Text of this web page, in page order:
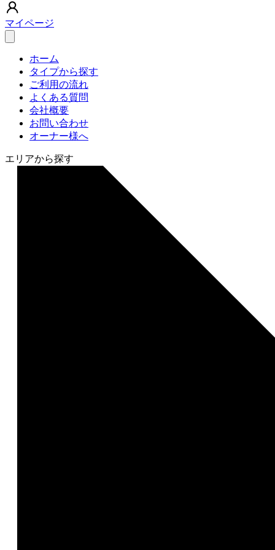
マイページ
ホーム
タイプから探す
ご利用の流れ
よくある質問
会社概要
お問い合わせ
オーナー様へ
エリアから探す